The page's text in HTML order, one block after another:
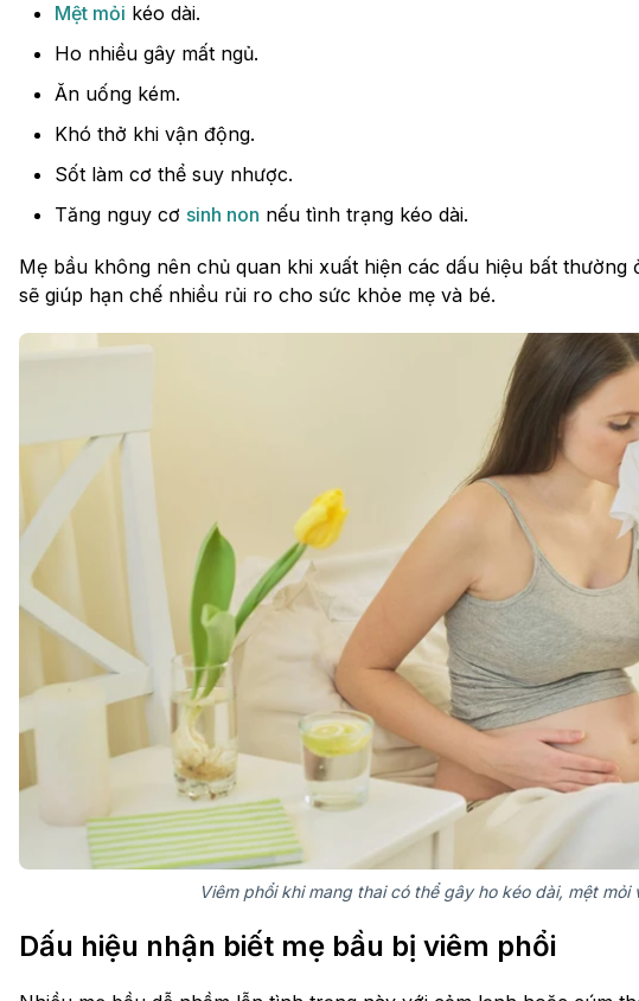
Mệt mỏi kéo dài.
Ho nhiều gây mất ngủ.
Ăn uống kém.
Khó thở khi vận động.
Sốt làm cơ thể suy nhược.
Tăng nguy cơ sinh non nếu tình trạng kéo dài.
Mẹ bầu không nên chủ quan khi xuất hiện các dấu hiệu bất thường
sẽ giúp hạn chế nhiều rủi ro cho sức khỏe mẹ và bé.
Viêm phổi khi mang thai có thể gây ho kéo dài, mệt mỏi
Dấu hiệu nhận biết mẹ bầu bị viêm phổi